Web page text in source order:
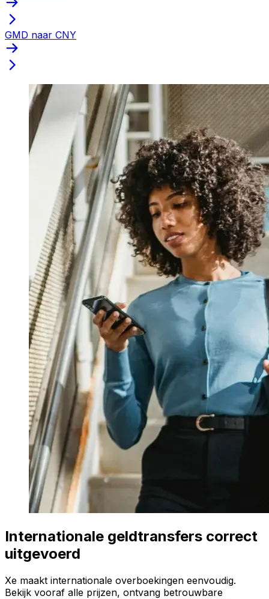
GMD naar CNY
Internationale geldtransfers correct
uitgevoerd
Xe maakt internationale overboekingen eenvoudig.
Bekijk vooraf alle prijzen, ontvang betrouwbare